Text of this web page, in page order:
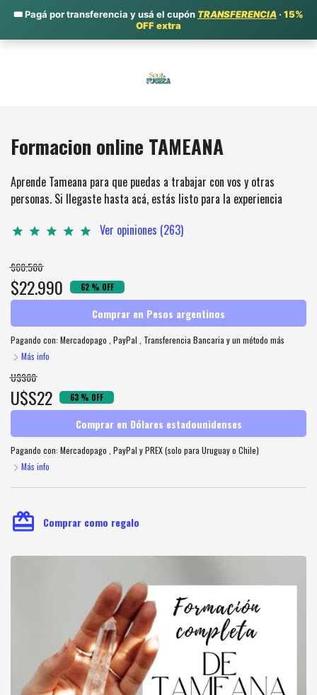
🎟️ Pagá por transferencia y usá el cupón TRANSFERENCIA · 15%
OFF extra
Formacion online TAMEANA
Aprende Tameana para que puedas a trabajar con vos y otras
personas. Si llegaste hasta acá, estás listo para la experiencia
star star star star star Ver opiniones (263)
$60.500
$22.990 62 % OFF
Comprar en Pesos argentinos
Pagando con: Mercadopago PayPal Transferencia Bancaria y un método más
Más info
U$S60
U$S22 63 % OFF
Comprar en Dólares estadounidenses
Pagando con: Mercadopago , PayPal yPREX (solo para Uruguay o Chile)
Más info
card_giftcard Comprar como regalo